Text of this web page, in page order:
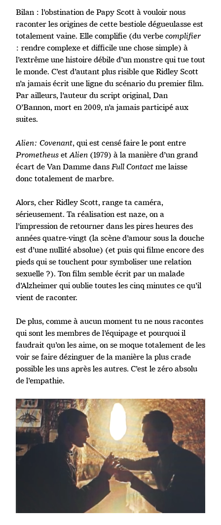
Bilan : l’obstination de Papy Scott à vouloir nous
raconter les origines de cette bestiole dégueulasse est
totalement vaine. Elle complifie (du verbecomplifier
: rendre complexe et difficile une chose simple) à
l’extrême une histoire débile d’un monstre qui tue tout
le monde. C’est d’autant plus risible que Ridley Scott
n’a jamais écrit une ligne du scénario du premier film.
Par ailleurs, l’auteur du script original, Dan
O’Bannon, mort en 2009, n’a jamais participé aux
suites.
Alien: Covenant, qui est censé faire le pont entre
PrometheusetAlien (1979) à la manière d’un grand
écart de Van Damme dansFull Contactme laisse
donc totalement de marbre.
Alors, cher Ridley Scott, range ta caméra,
sérieusement. Ta réalisation est naze, on a
l’impression de retourner dans les pires heures des
années quatre-vingt (la scène d’amour sous la douche
est d’une nullité absolue) (et puis qui filme encore des
pieds qui se touchent pour symboliser une relation
sexuelle ?). Ton film semble écrit par un malade
d’Alzheimer qui oublie toutes les cinq minutes ce qu’il
vient de raconter.
De plus, comme à aucun moment tu ne nous racontes
qui sont les membres de l’équipage et pourquoi il
faudrait qu’on les aime, on se moque totalement de les
voir se faire dézinguer de la manière la plus crade
possible les uns après les autres. C’est le zéro absolu
de l’empathie.